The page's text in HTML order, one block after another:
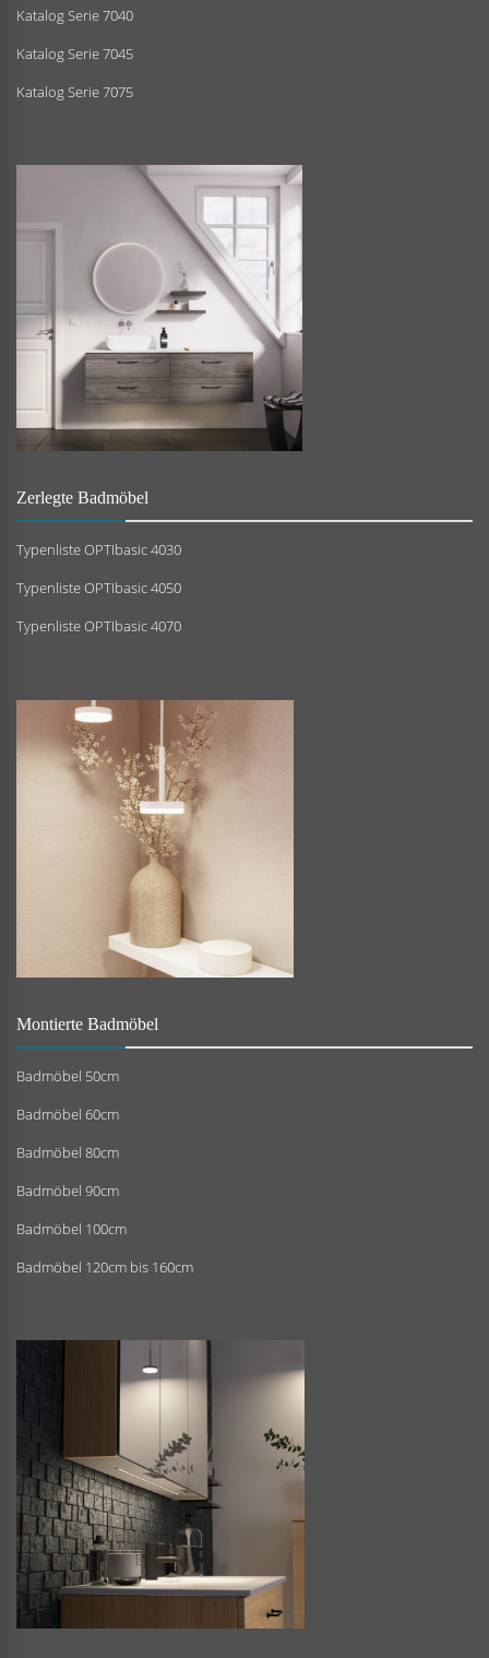
Katalog Serie 7040
Katalog Serie 7045
Katalog Serie 7075
Zerlegte Badmöbel
Typenliste OPTIbasic 4030
Typenliste OPTIbasic 4050
Typenliste OPTIbasic 4070
Montierte Badmöbel
Badmöbel 50cm
Badmöbel 60cm
Badmöbel 80cm
Badmöbel 90cm
Badmöbel 100cm
Badmöbel 120cm bis 160cm